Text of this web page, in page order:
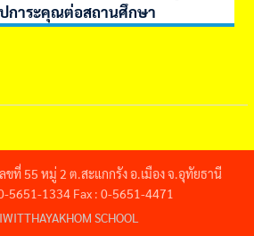
การะคุณต่อสถานศึกษา
ขที่ 55 หมู่ 2 ต.สะแกกรัง อ.เมือง จ.อุทัยธานี
5651-1334 Fax : 0-5651-4471
SCHOOL